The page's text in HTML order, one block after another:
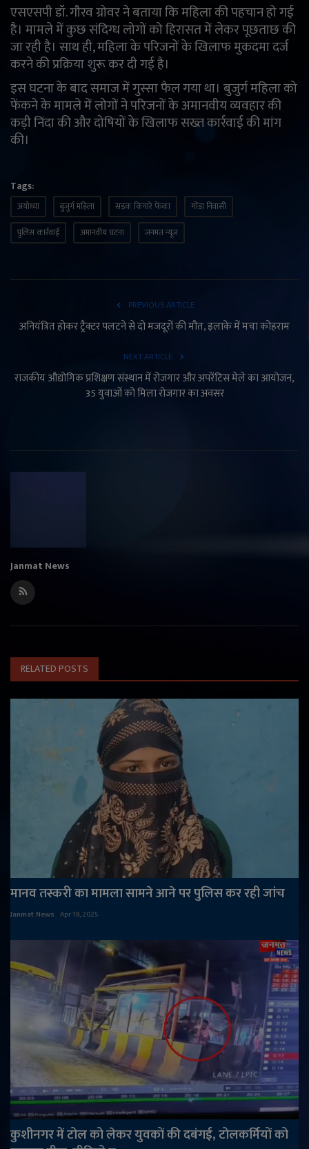
एसएसपी डॉ. गौरव ग्रोवर ने बताया कि महिला की पहचान हो गई
है। मामले में कुछ संदिग्ध लोगों को हिरासत में लेकर पूछताछ की
जा रही है। साथ ही, महिला के परिजनों के खिलाफ मुकदमा दर्ज
करने की प्रक्रिया शुरू कर दी गई है।
इस घटना के बाद समाज में गुस्सा फैल गया था। बुजुर्ग महिला को
फेंकने के मामले में लोगों ने परिजनों के अमानवीय व्यवहार की
कड़ी निंदा की और दोषियों के खिलाफ सख्त कार्रवाई की मांग
की।
Tags:
अयोध्या बुजुर्ग महिला सड़क किनारे फेंका
गोंडा निवासी
पुलिस कार्रवाई
अमानवीय घटना जनमत न्यूज
PREVIOUS ARTICLE
अनियंत्रित होकर ट्रैक्टर पलटने से दो मजदूरों की मौत, इलाके में मचा कोहराम
NEXT ARTICLE
राजकीय औद्योगिक प्रशिक्षण संस्थान में रोजगार और अपरेंटिस मेले का आयोजन,
35 युवाओं को मिला रोजगार का अवसर
Janmat News
RELATED POSTS
मानव तस्करी का मामला सामने आने पर पुलिस कर रही जांच
Janmat News Apr 19, 2025
कुशीनगर में टोल को लेकर युवकों की दबंगई, टोलकर्मियों को